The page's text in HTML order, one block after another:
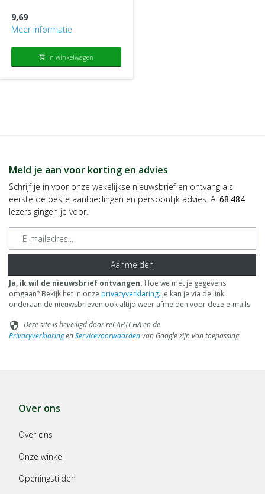
9,69
Meer informatie
shopping_cart In winkelwagen
Meld je aan voor korting en advies
Schrijf je in voor onze wekelijkse nieuwsbrief en ontvang als
eerste de beste aanbiedingen en persoonlijk advies. Al 68.484
lezers gingen je voor.
E-mailadres
Aanmelden
Ja, ik wil de nieuwsbrief ontvangen. Hoe we met je gegevens
omgaan? Bekijk het in onze privacyverklaring. Je kan je via de link
onderaan de nieuwsbrieven ook altijd weer afmelden voor deze e-mails
security Deze site is beveiligd door reCAPTCHA en de
PrivacyverklaringenServicevoorwaardenvan Google zijn van toepassing
Over ons
Over ons
Onze winkel
Openingstijden